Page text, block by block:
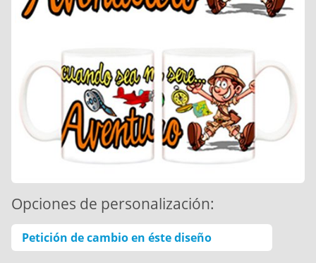
Opciones de personalización:
Petición de cambio en éste diseño